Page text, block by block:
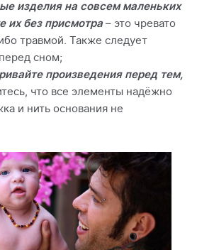
изделия на совсем маленьких
их без присмотра – это чревато
травмой. Также следует
сном;
произведения перед тем,
что все элементы надёжно
и нить основания не